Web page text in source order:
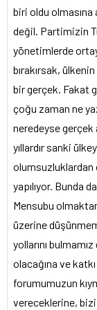
biri oldu
değil. Partimizin
yönetimlerde
bırakırsak,
bir gerçek. Fakat
çoğu zaman ne
neredeyse gerçek
yıllardır sanki
olumsuzluklardan
yapılıyor. Bunda
Mensubu
üzerine
yollarını
olacağına ve
forumumuzun
vereceklerine,